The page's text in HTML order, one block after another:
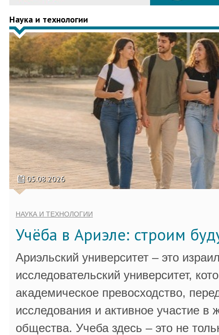
Наука и технологии
05.08.2026
НАУКА И ТЕХНОЛОГИИ
Учёба в Ариэле: строим
Ариэльский университет – это
исследовательский университет,
академическое превосходство,
исследования и активное участие в
общества. Учеба здесь – это не